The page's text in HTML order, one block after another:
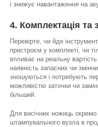
і знижує навантаження на
4. Комплектація та
Перевірте, чи йде
пристроєм у комплекті, чи
впливає на реальну
наявність запасних чи
зношуються і потребують
можливістю заточки чи
більший.
Для висічних ножиць окремо
штампувального вузла в